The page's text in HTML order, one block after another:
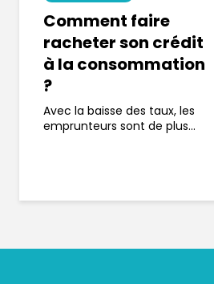
Comment faire
racheter son crédit
à la consommation
?
Avec la baisse des taux, les
emprunteurs sont de plus...